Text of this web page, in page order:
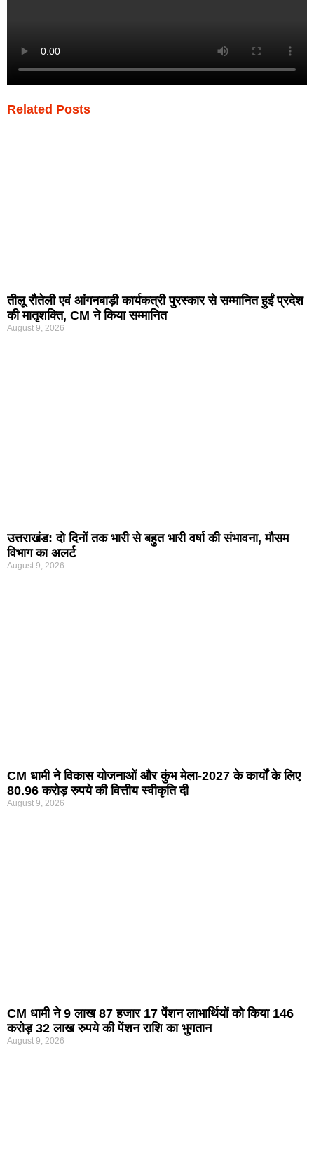
Related Posts
तीलू रौतेली एवं आंगनबाड़ी कार्यकत्री पुरस्कार से सम्मानित हुईं प्रदेश
की मातृशक्ति, CM ने किया सम्मानित
August 9, 2026
उत्तराखंड: दो दिनों तक भारी से बहुत भारी वर्षा की संभावना, मौसम
विभाग का अलर्ट
August 9, 2026
CM धामी ने विकास योजनाओं और कुंभ मेला-2027 के कार्यों के लिए
80.96 करोड़ रुपये की वित्तीय स्वीकृति दी
August 9, 2026
CM धामी ने 9 लाख 87 हजार 17 पेंशन लाभार्थियों को किया 146
करोड़ 32 लाख रुपये की पेंशन राशि का भुगतान
August 9, 2026